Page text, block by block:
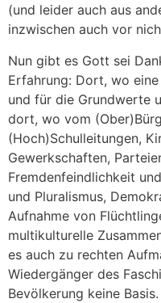
(und leider auch aus
inzwischen auch vor
Nun gibt es Gott sei
Erfahrung: Dort, wo
und für die Grundwerte
dort, wo vom
(Hoch)Schulleitungen,
Gewerkschaften,
Fremdenfeindlichkeit
und Pluralismus,
Aufnahme von
multikulturelle
es auch zu rechten
Wiedergänger des
Bevölkerung keine